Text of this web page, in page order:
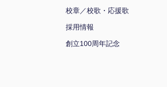
校章／校歌・応援歌
採用情報
創立100周年記念